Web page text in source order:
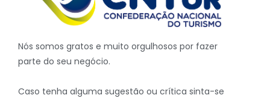
Nós somos gratos e muito orgulhosos por fazer
parte do seu negócio.
Caso tenha alguma sugestão ou crítica sinta-se